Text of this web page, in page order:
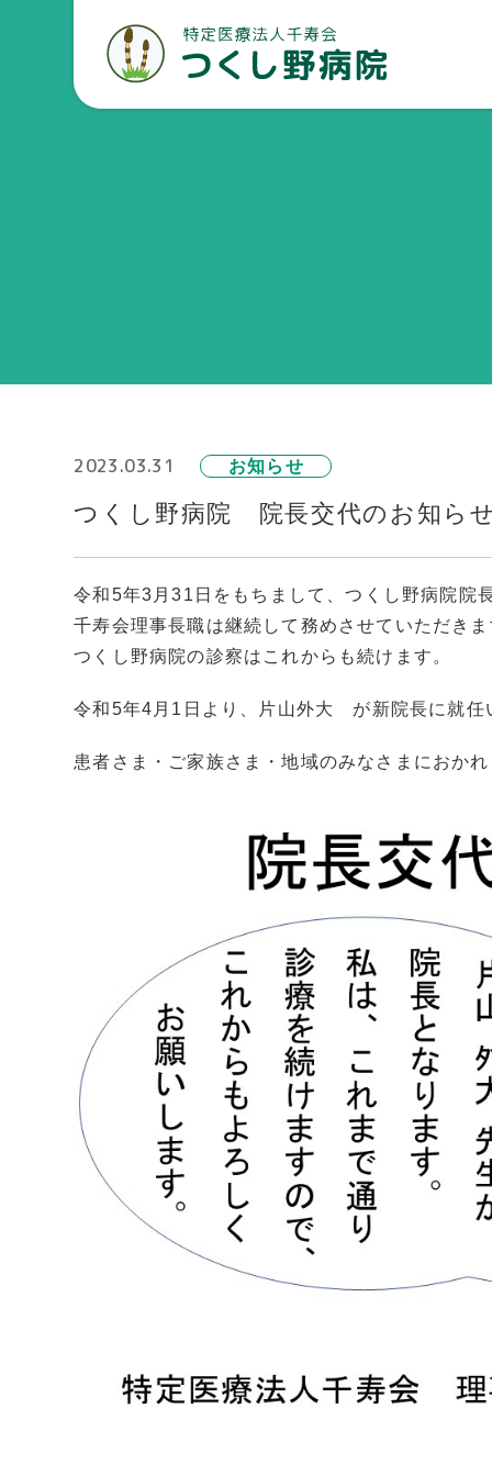
2023.03.31 お知らせ
つくし野病院 院長交代のお知ら
令和5年3月31日をもちまして、つくし野病院
千寿会理事長職は継続して務めさせていただき
つくし野病院の診察はこれからも続けます。
令和5年4月1日より、片山外大 が新院長に就任
患者さま・ご家族さま・地域のみなさまにおか